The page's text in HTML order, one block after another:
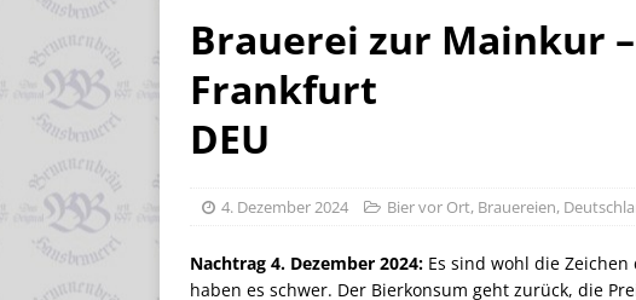
Brauerei zur Mainkur
Frankfurt
DEU
4. Dezember 2024 Bier vor Ort, Brauereien,
Nachtrag 4. Dezember 2024: Es sind wohl die
haben es schwer. Der Bierkonsum geht zurück, die